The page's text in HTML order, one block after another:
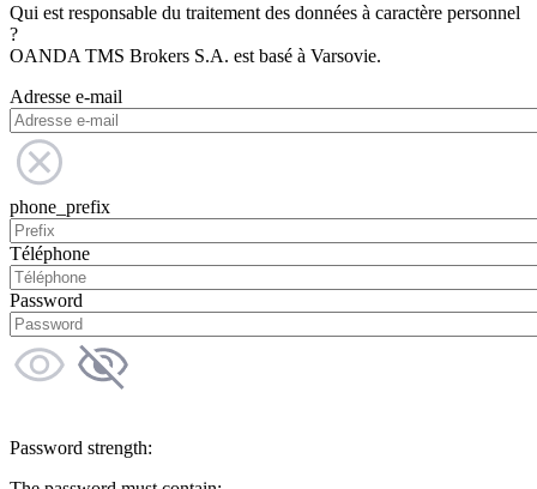
Qui est responsable du traitement des données à caractère personnel
?
OANDA TMS Brokers S.A. est basé à Varsovie.
Adresse e-mail
phone_prefix
Téléphone
Password
Password strength: